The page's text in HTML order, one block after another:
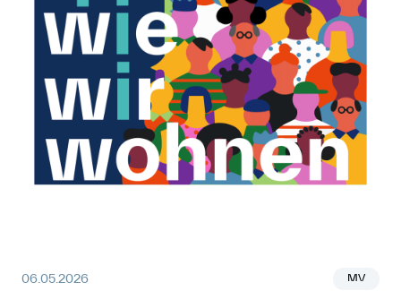
Über uns
Kontakt
Newsletter
Suche
06.05.2026 MV